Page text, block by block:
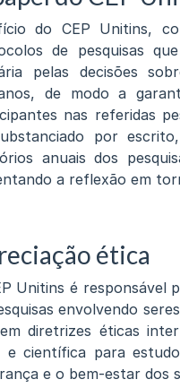
do CEP Unitins,
de pesquisas
pelas decisões
de modo a
nas referidas
por
anuais dos
a reflexão em
ética
Unitins é responsável
envolvendo
diretrizes éticas
e científica para
e o bem-estar dos